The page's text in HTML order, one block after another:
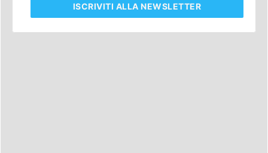
ISCRIVITI ALLA NEWSLETTER